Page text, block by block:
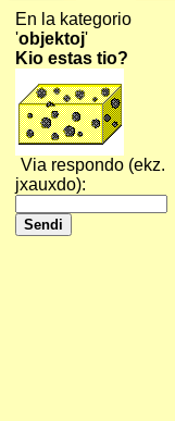
En la kategorio
'objektoj'
Kio estas tio?
Via respondo (ekz.
jxauxdo):